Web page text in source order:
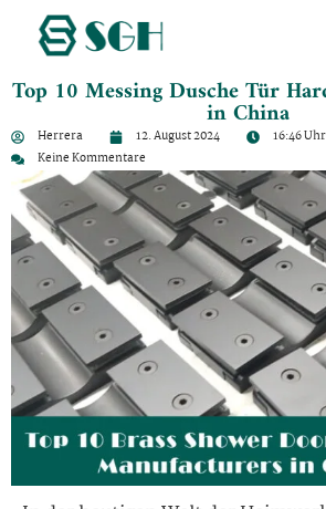
Top 10 Messing Dusche Tür
in China
Herrera 12. August 2024
16:46
Keine Kommentare